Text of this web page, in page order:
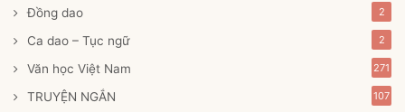
Đồng dao 2
Ca dao – Tục ngữ 2
Văn học Việt Nam 271
TRUYỆN NGẮN 107